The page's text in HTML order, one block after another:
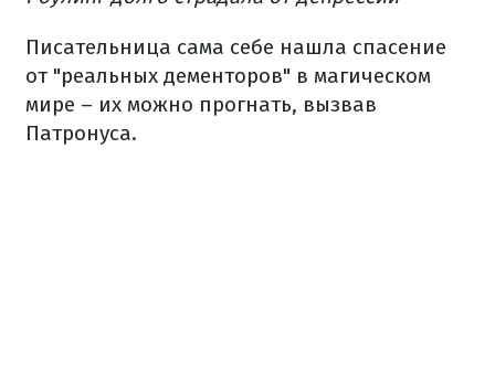
Писательница сама себе нашла спасение
от "реальных дементоров" в магическом
мире – их можно прогнать, вызвав
Патронуса.